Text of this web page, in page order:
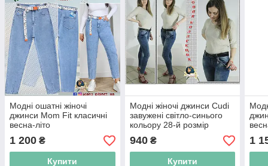
Модні ошатні жіночі
джинси Mom Fit класичні
весна-літо
1 200 ₴
Купити
Модні жіночі джинси Cudi
завужені світло-синього
кольору 28-й розмір
940₴
Купити
1